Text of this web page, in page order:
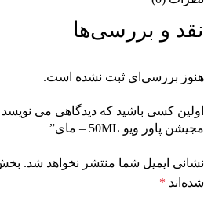
نقد و بررسی‌ها
هنوز بررسی‌ای ثبت نشده است.
اولین کسی باشید که دیدگاهی می نویسد
مجیشن پاور ویو 50ML – مای”
نشانی ایمیل شما منتشر نخواهد شد.
شده‌اند *